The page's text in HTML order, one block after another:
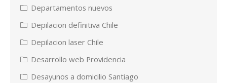
Departamentos nuevos
Depilacion definitiva Chile
Depilacion laser Chile
Desarrollo web Providencia
Desayunos a domicilio Santiago